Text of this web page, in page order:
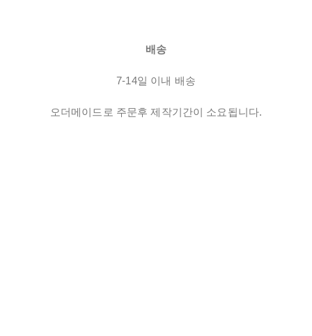
배송
7-14일 이내 배송
오더메이드로 주문후 제작기간이 소요됩니다.